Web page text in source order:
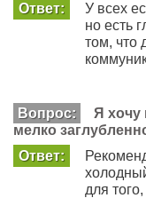
Ответ:
У всех
но есть
том, что
Вопрос:
Я хочу
мелко
Ответ:
для